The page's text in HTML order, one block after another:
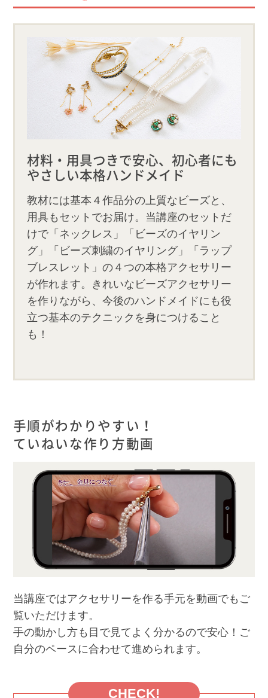
材料・用具つきで安心、初心者にも
やさしい本格ハンドメイド
教材には基本４作品分の上質なビーズと、
用具もセットでお届け。当講座のセットだ
けで「ネックレス」「ビーズのイヤリン
グ」「ビーズ刺繍のイヤリング」「ラップ
ブレスレット」の４つの本格アクセサリー
が作れます。きれいなビーズアクセサリー
を作りながら、今後のハンドメイドにも役
立つ基本のテクニックを身につけること
も！
手順がわかりやすい！
ていねいな作り方動画
当講座ではアクセサリーを作る手元を動画でもご
覧いただけます。
手の動かし方も目で見てよく分かるので安心！ご
自分のペースに合わせて進められます。
CHECK!